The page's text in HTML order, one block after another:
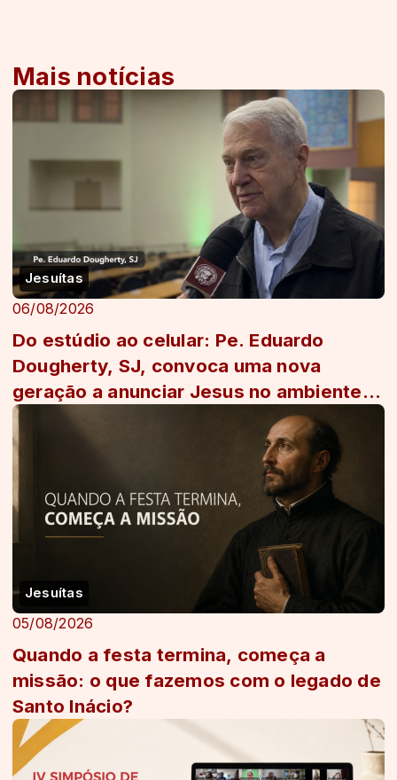
Mais notícias
Jesuítas
06/08/2026
Do estúdio ao celular: Pe. Eduardo
Dougherty, SJ, convoca uma nova
geração a anunciar Jesus no ambiente
digital
Jesuítas
05/08/2026
Quando a festa termina, começa a
missão: o que fazemos com o legado de
Santo Inácio?